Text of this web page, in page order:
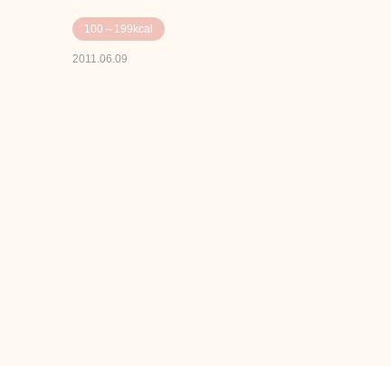
100～199kcal
2011.06.09